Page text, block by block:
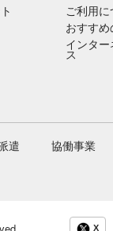
ご利用に
おすすめ
インタ
ス
遣 協働事業
X